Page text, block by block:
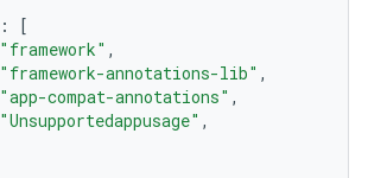
:
[
"framework" ,
"framework-annotations-lib" ,
"app-compat-annotations" ,
"Unsupportedappusage" ,